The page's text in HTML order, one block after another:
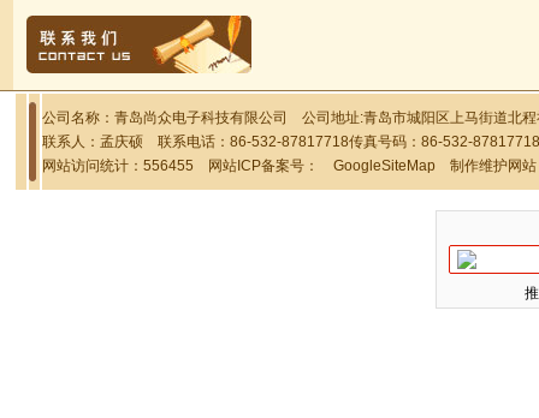
公司名称：青岛尚众电子科技有限公司 公司地址:青岛市城阳区上马街道北
联系人：孟庆硕 联系电话：86-532-87817718传真号码：86-532-
网站访问统计：556455 网站ICP备案号： GoogleSiteMap 制作维护网站